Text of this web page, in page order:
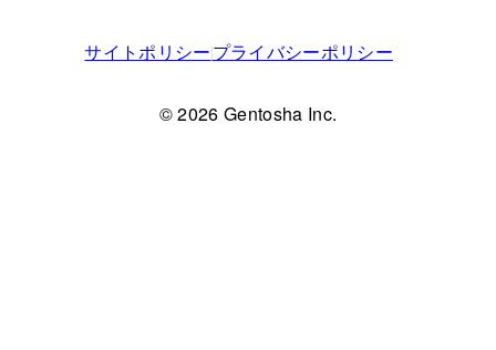
サイトポリシープライバシーポリシー
© 2026 Gentosha Inc.